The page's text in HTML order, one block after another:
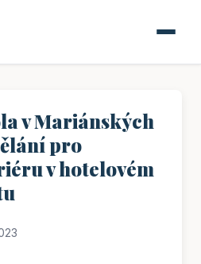
v Mariánských
pro
v hotelovém